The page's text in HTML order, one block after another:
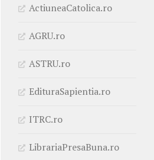
ActiuneaCatolica.ro
AGRU.ro
ASTRU.ro
EdituraSapientia.ro
ITRC.ro
LibrariaPresaBuna.ro